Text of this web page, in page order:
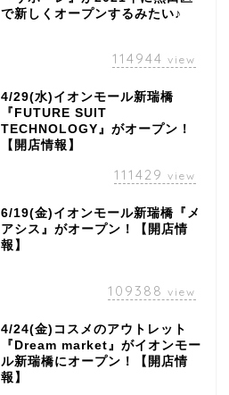
で新しくオープンするみたい♪
114944 view
4/29(水)イオンモール新瑞橋
『FUTURE SUIT
TECHNOLOGY』がオープン！
【開店情報】
111429 view
6/19(金)イオンモール新瑞橋『メ
アシス』がオープン！【開店情
報】
109388 view
4/24(金)コスメのアウトレット
『Dream market』がイオンモー
ル新瑞橋にオープン！【開店情
報】